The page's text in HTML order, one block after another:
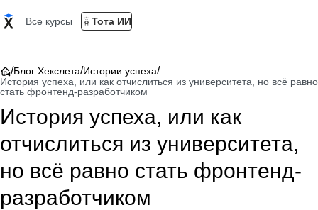
Все курсы Тота ИИ
/Блог Хекслета/Истории успеха/
История успеха, или как отчислиться из университета, но всё равно
стать фронтенд-разработчиком
История успеха, или как
отчислиться из университета,
но всё равно стать фронтенд-
разработчиком